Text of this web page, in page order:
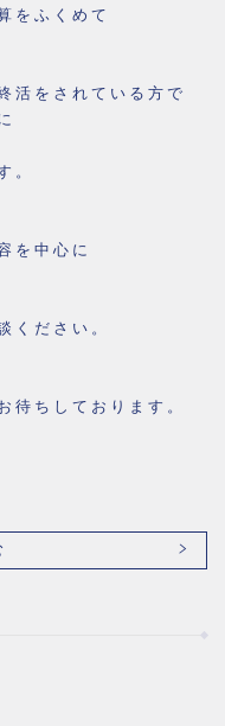
をふくめて
活をされている方で
。
を中心に
ください。
待ちしております。